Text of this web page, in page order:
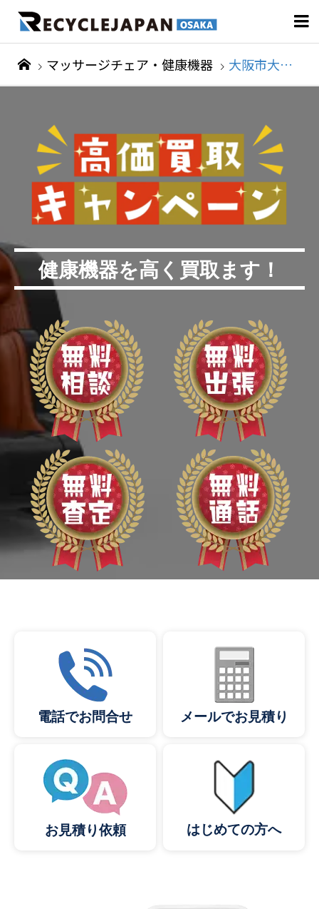

マッサージチェア・健康機器 大阪市大正区
健康機器を高く買取ます！
電話でお問合せ メールでお見積り
お見積り依頼 はじめての方へ